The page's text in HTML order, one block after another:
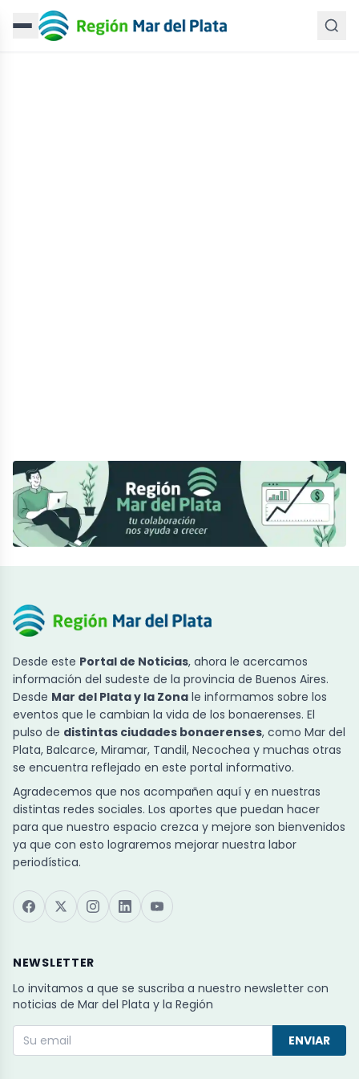
Desde este Portal de Noticias, ahora le acercamos
información del sudeste de la provincia de Buenos Aires.
Desde Mar del Plata y la Zona le informamos sobre los
eventos que le cambian la vida de los bonaerenses. El
pulso de distintas ciudades bonaerenses, como Mar del
Plata, Balcarce, Miramar, Tandil, Necochea y muchas otras
se encuentra reflejado en este portal informativo.
Agradecemos que nos acompañen aquí y en nuestras
distintas redes sociales. Los aportes que puedan hacer
para que nuestro espacio crezca y mejore son bienvenidos
ya que con esto lograremos mejorar nuestra labor
periodística.
NEWSLETTER
Lo invitamos a que se suscriba a nuestro newsletter con
noticias de Mar del Plata y la Región
ENVIAR